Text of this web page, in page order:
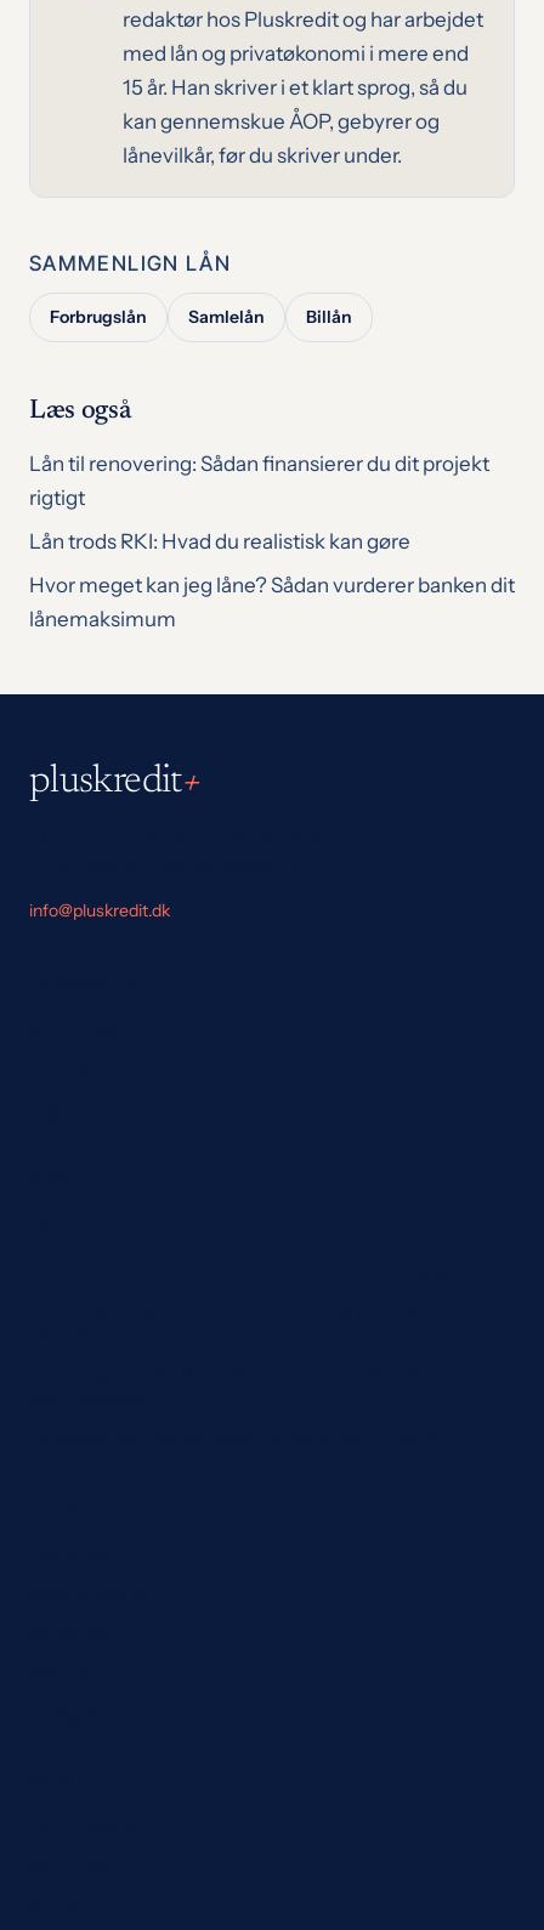
redaktør hos Pluskredit og har arbejdet
med lån og privatøkonomi i mere end
15 år. Han skriver i et klart sprog, så du
kan gennemskue ÅOP, gebyrer og
lånevilkår, før du skriver under.
SAMMENLIGN LÅN
Forbrugslån Samlelån Billån
Læs også
Lån til renovering: Sådan finansierer du dit projekt
rigtigt
Lån trods RKI: Hvad du realistisk kan gøre
Hvor meget kan jeg låne? Sådan vurderer banken dit
lånemaksimum
pluskredit+
info@pluskredit.dk